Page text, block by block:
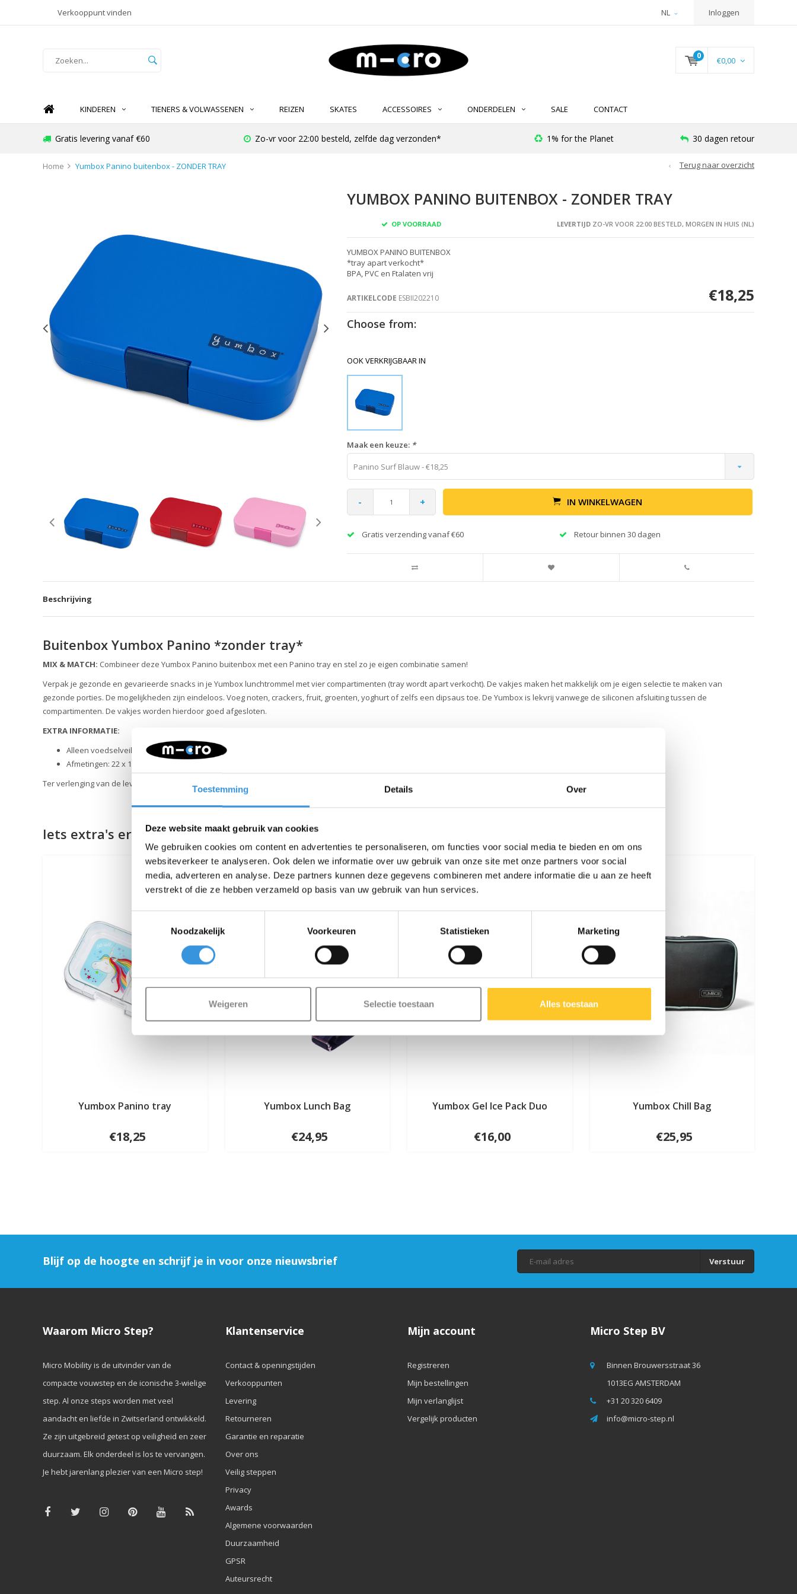
Toestemming Details Over
Deze website maakt gebruik van cookies
We gebruiken cookies om content en advertenties te personaliseren, om functies voor social media te bieden en om ons
websiteverkeer te analyseren. Ook delen we informatie over uw gebruik van onze site met onze partners voor social
media, adverteren en analyse. Deze partners kunnen deze gegevens combineren met andere informatie die u aan ze heeft
verstrekt of die ze hebben verzameld op basis van uw gebruik van hun services.
Noodzakelijk
Voorkeuren Statistieken Marketing
Weigeren Selectie toestaan Alles toestaan
Verkooppunt vinden NL Inloggen
0 €0,00
KINDEREN TIENERS & VOLWASSENEN REIZEN SKATES ACCESSOIRES ONDERDELEN SALE CONTACT
Gratis levering vanaf €60 Zo-vr voor 22:00 besteld, zelfde dag verzonden* 1% for the Planet 30 dagen retour
Home Yumbox Panino buitenbox - ZONDER TRAY Terug naar overzicht
YUMBOX PANINO BUITENBOX - ZONDER TRAY
OP VOORRAAD LEVERTIJDZO-VR VOOR 22:00 BESTELD, MORGEN IN HUIS (NL)
YUMBOX PANINO BUITENBOX
*tray apart verkocht*
BPA, PVC en Ftalaten vrij
ARTIKELCODE ESBII202210 €18,25
Choose from:
OOK VERKRIJGBAAR IN
Maak een keuze: *
Panino Surf Blauw - €18,25
- + IN WINKELWAGEN
Gratis verzending vanaf €60 Retour binnen 30 dagen
Beschrijving
Buitenbox Yumbox Panino *zonder tray*
MIX & MATCH: Combineer deze Yumbox Panino buitenbox met een Panino tray en stel zo je eigen combinatie samen!
Verpak je gezonde en gevarieerde snacks in je Yumbox lunchtrommel met vier compartimenten (tray wordt apart verkocht). De vakjes maken het makkelijk om je eigen selectie te maken van
gezonde porties. De mogelijkheden zijn eindeloos. Voeg noten, crackers, fruit, groenten, yoghurt of zelfs een dipsaus toe. De Yumbox is lekvrij vanwege de siliconen afsluiting tussen de
compartimenten. De vakjes worden hierdoor goed afgesloten.
EXTRA INFORMATIE:
Alleen voedselveilige materialen, BPA, PVC en Ftalaten vrij: buitenbox - ABS kunststof, binnenzijde deksel - voedselveilige siliconen
Afmetingen: 22 x 15 x 5 cm
Ter verlenging van de levensduur van de siliconen seal adviseren we om de lunchtrommel met de hand te wassen.
Iets extra's erbij?
Yumbox Panino tray
€18,25
Yumbox Lunch Bag
€24,95
Yumbox Gel Ice Pack Duo
€16,00
Yumbox Chill Bag
€25,95
Blijf op de hoogte en schrijf je in voor onze nieuwsbrief Verstuur
Waarom Micro Step?
Micro Mobility is de uitvinder van de
compacte vouwstep en de iconische 3-wielige
step. Al onze steps worden met veel
aandacht en liefde in Zwitserland ontwikkeld.
Ze zijn uitgebreid getest op veiligheid en zeer
duurzaam. Elk onderdeel is los te vervangen.
Je hebt jarenlang plezier van een Micro step!
Klantenservice
Contact & openingstijden
Verkooppunten
Levering
Retourneren
Garantie en reparatie
Over ons
Veilig steppen
Privacy
Awards
Algemene voorwaarden
Duurzaamheid
GPSR
Auteursrecht
Mijn account
Registreren
Mijn bestellingen
Mijn verlanglijst
Vergelijk producten
Micro Step BV
Binnen Brouwersstraat 36
1013EG AMSTERDAM
+31 20 320 6409
info@micro-step.nl